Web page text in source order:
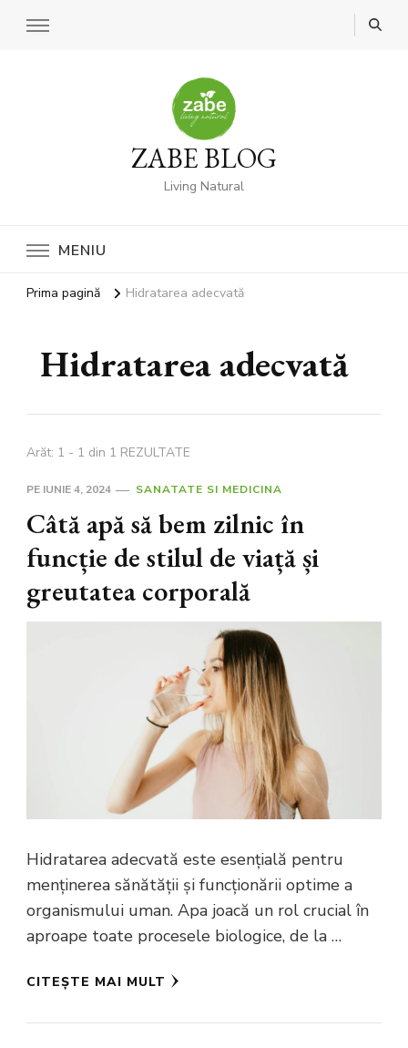
ZABE BLOG
Living Natural
MENIU
Prima pagină Hidratarea adecvată
Hidratarea adecvată
Arăt: 1 - 1 din 1 REZULTATE
PE IUNIE 4, 2024 SANATATE SI MEDICINA
Câtă apă să bem zilnic în
funcție de stilul de viață și
greutatea corporală
Hidratarea adecvată este esențială pentru
menținerea sănătății și funcționării optime a
organismului uman. Apa joacă un rol crucial în
aproape toate procesele biologice, de la …
CITEȘTE MAI MULT